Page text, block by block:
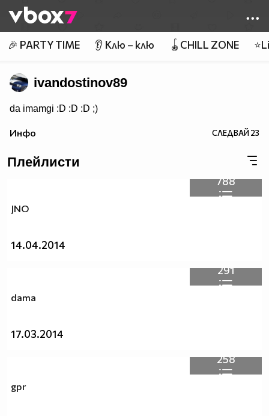
👾
🎉 PARTY TIME 👂 Клю – клю 🪀CHILL ZONE
ivandostinov89
da imamgi :D :D :D ;)
Инфо СЛЕДВАЙ23
Плейлисти
788
JNO
14.04.2014
291
dama
17.03.2014
258
gpr